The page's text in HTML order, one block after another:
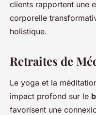
clients rapportent une
corporelle
holistique.
Retraites de
Le yoga et la
impact profond sur le
favorisent une